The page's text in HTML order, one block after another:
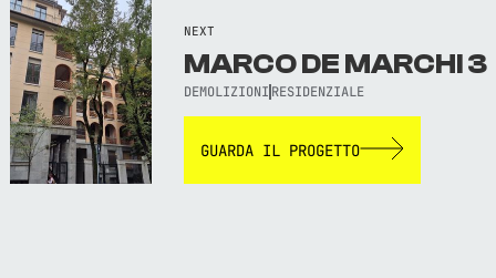
NEXT
MARCO DE MARCHI 3
DEMOLIZIONI RESIDENZIALE
GUARDA IL PROGETTO